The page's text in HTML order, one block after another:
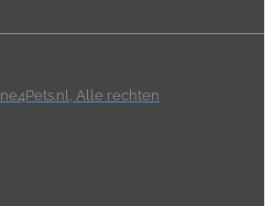
Alle rechten